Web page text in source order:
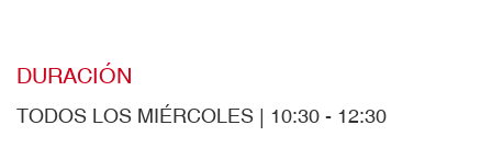
DURACIÓN
TODOS LOS MIÉRCOLES | 10:30 - 12:30